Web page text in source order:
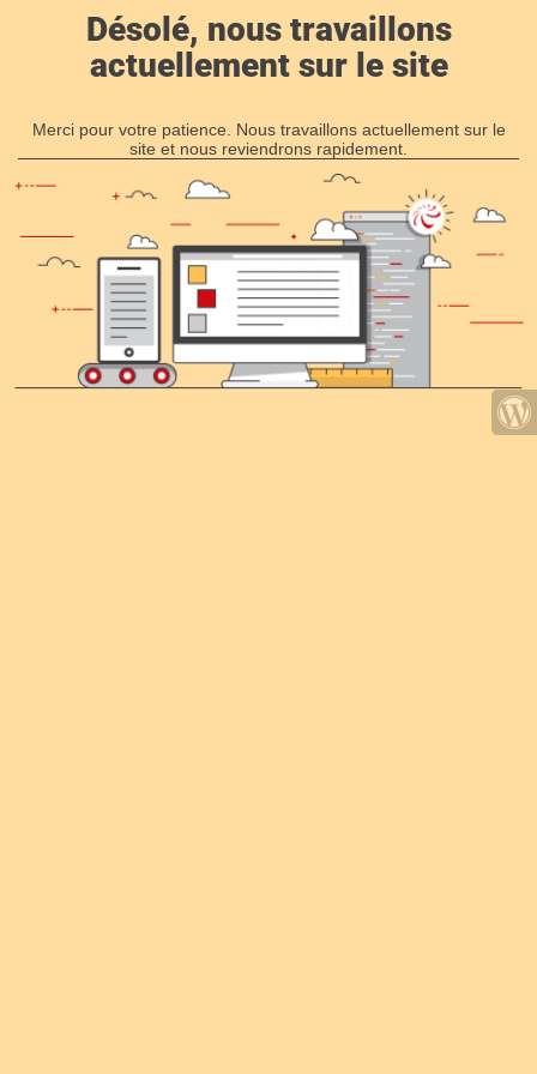
Désolé, nous travaillons
actuellement sur le site
Merci pour votre patience. Nous travaillons actuellement sur le
site et nous reviendrons rapidement.